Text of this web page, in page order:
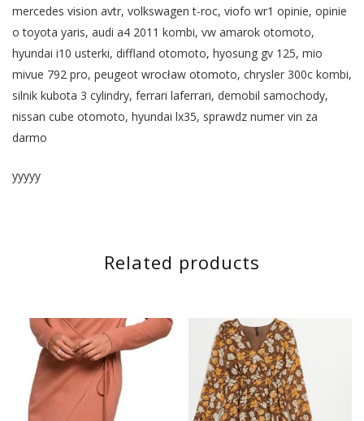
mercedes vision avtr, volkswagen t-roc, viofo wr1 opinie, opinie
o toyota yaris, audi a4 2011 kombi, vw amarok otomoto,
hyundai i10 usterki, diffland otomoto, hyosung gv 125, mio
mivue 792 pro, peugeot wrocław otomoto, chrysler 300c kombi,
silnik kubota 3 cylindry, ferrari laferrari, demobil samochody,
nissan cube otomoto, hyundai lx35, sprawdz numer vin za
darmo
yyyyy
Related products